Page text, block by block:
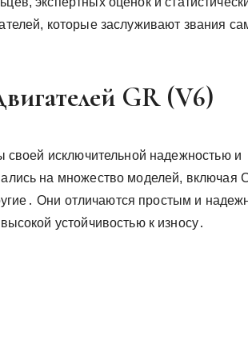
которые заслуживают звания
GR (V6)
своей исключительной надежностью и
на множество моделей, включая
Они отличаются простым и
устойчивостью к износу․